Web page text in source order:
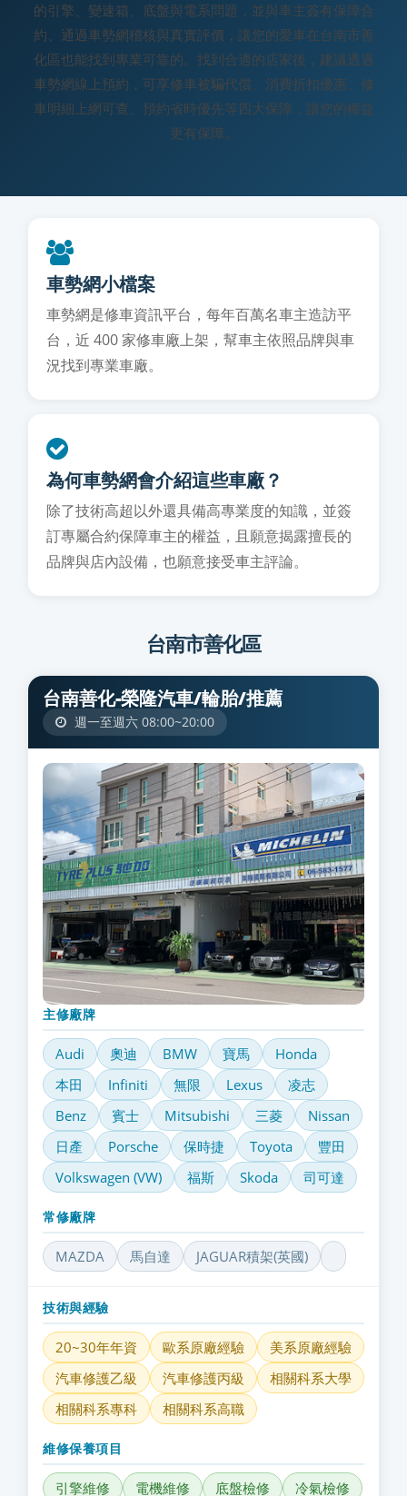
的引擎、變速箱、底盤與電系問題，並與車主簽有保障合
約、通過車勢網稽核與真實評價，讓您的愛車在台南市善
化區也能找到專業可靠的。找到合適的店家後，建議透過
車勢網線上預約，可享修車被騙代償、消費折扣優惠、修
車明細上網可查、預約省時優先等四大保障，讓您的權益
更有保障。
車勢網小檔案
車勢網是修車資訊平台，每年百萬名車主造訪平
台，近 400 家修車廠上架，幫車主依照品牌與車
況找到專業車廠。
為何車勢網會介紹這些車廠？
除了技術高超以外還具備高專業度的知識，並簽
訂專屬合約保障車主的權益，且願意揭露擅長的
品牌與店內設備，也願意接受車主評論。
台南市善化區
台南善化-榮隆汽車/輪胎/推薦
週一至週六 08:00~20:00
主修廠牌
Audi 奧迪 BMW 寶馬
Honda
本田
Infiniti 無限 Lexus
凌志
Benz
賓士 Mitsubishi 三菱
Nissan
日產
Porsche 保時捷 Toyota
豐田
Volkswagen (VW)
福斯 Skoda 司可達
常修廠牌
MAZDA 馬自達 JAGUAR積架(英國)
技術與經驗
20~30年年資 歐系原廠經驗
美系原廠經驗
汽車修護乙級
汽車修護丙級
相關科系大學
相關科系專科
相關科系高職
維修保養項目
引擎維修 電機維修 底盤檢修 冷氣檢修